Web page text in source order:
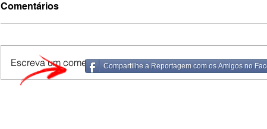
Comentários
Escreva um comentárioCompartilhe a Reportagem com os Amigos no